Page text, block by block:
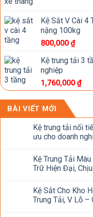
Kệ Sắt V Cài 4
nặng 100kg
800,000 ₫
Kệ trung tải 3
nghiệp
1,760,000 ₫
BÀI VIẾT MỚI
Kệ trung tải nối
ưu cho doanh
Kệ Trung Tải
Trữ Hiện Đại,
Kệ Sắt Cho Kho
Trung Tải, V Lỗ –